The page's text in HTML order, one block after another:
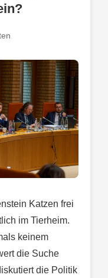
Katzen frei
im Tierheim.
keinem
die Suche
die Politik